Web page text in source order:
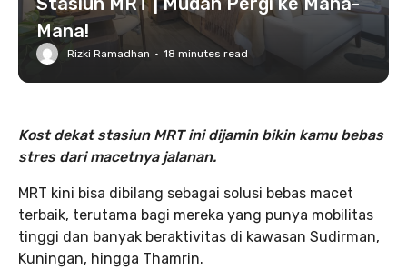
Mana!
Rizki Ramadhan · 18 minutes read
Kost dekat stasiun MRT ini dijamin bikin kamu bebas
stres dari macetnya jalanan.
MRT kini bisa dibilang sebagai solusi bebas macet
terbaik, terutama bagi mereka yang punya mobilitas
tinggi dan banyak beraktivitas di kawasan Sudirman,
Kuningan, hingga Thamrin.